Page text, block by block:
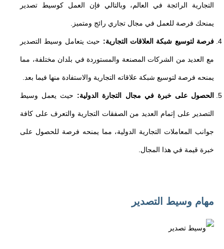
التجارية الرائجة في العالم، وبالتالي فإن العمل كوسيط تصدير
يمنحك فرصة للعمل في مجال تجاري رائج ومتميز.
فرصة لتوسيع شبكة العلاقات التجارية: حيث يتعامل وسيط التصدير
مع العديد من الشركات المصنعة والمستوردة في بلدان مختلفة، مما
يمنحه فرصة لتوسيع شبكة علاقاته التجارية والاستفادة منها فيما بعد.
الحصول على خبرة في مجال التجارة الدولية: حيث يعمل وسيط
التصدير على إتمام العديد من الصفقات التجارية والتعرف على كافة
جوانب المعاملات التجارية الدولية، مما يمنحه فرصة للحصول على
خبرة قيمة في هذا المجال.
مهام وسيط التصدير